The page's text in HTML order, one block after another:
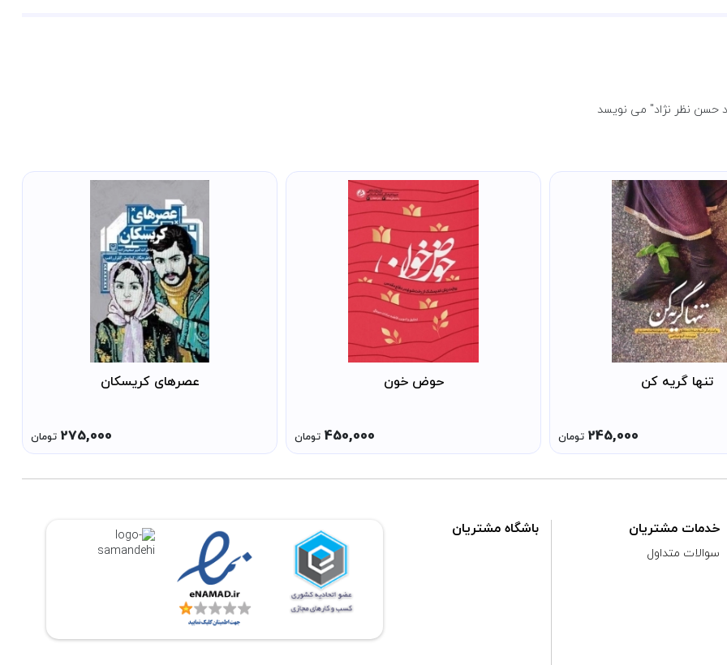
حسن نظر نژاد" می نویسد
تنها گریه کن
245,000 تومان
حوض خون
450,000 تومان
عصرهای کریسکان
275,000 تومان
خدمات مشتریان
سوالات متداول
باشگاه مشتریان